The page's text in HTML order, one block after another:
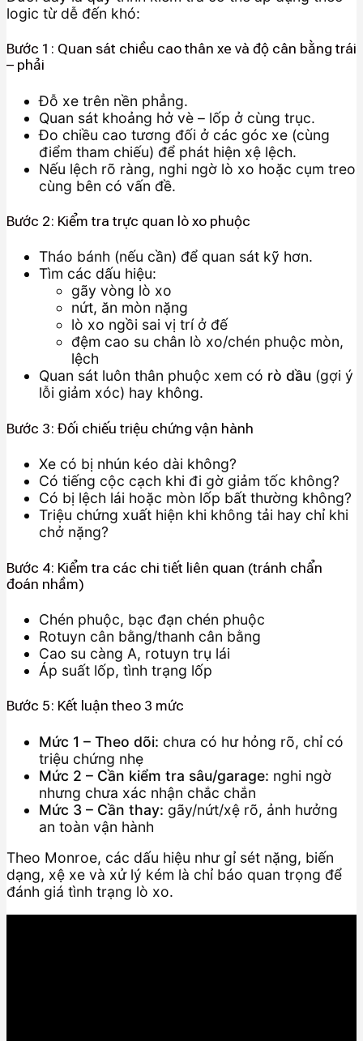
logic từ dễ đến khó:
Bước 1: Quan sát chiều cao thân xe và độ cân bằng trái
– phải
Đỗ xe trên nền phẳng.
Quan sát khoảng hở vè – lốp ở cùng trục.
Đo chiều cao tương đối ở các góc xe (cùng
điểm tham chiếu) để phát hiện xệ lệch.
Nếu lệch rõ ràng, nghi ngờ lò xo hoặc cụm treo
cùng bên có vấn đề.
Bước 2: Kiểm tra trực quan lò xo phuộc
Tháo bánh (nếu cần) để quan sát kỹ hơn.
Tìm các dấu hiệu:
gãy vòng lò xo
nứt, ăn mòn nặng
lò xo ngồi sai vị trí ở đế
đệm cao su chân lò xo/chén phuộc mòn,
lệch
Quan sát luôn thân phuộc xem có rò dầu (gợi ý
lỗi giảm xóc) hay không.
Bước 3: Đối chiếu triệu chứng vận hành
Xe có bị nhún kéo dài không?
Có tiếng cộc cạch khi đi gờ giảm tốc không?
Có bị lệch lái hoặc mòn lốp bất thường không?
Triệu chứng xuất hiện khi không tải hay chỉ khi
chở nặng?
Bước 4: Kiểm tra các chi tiết liên quan (tránh chẩn
đoán nhầm)
Chén phuộc, bạc đạn chén phuộc
Rotuyn cân bằng/thanh cân bằng
Cao su càng A, rotuyn trụ lái
Áp suất lốp, tình trạng lốp
Bước 5: Kết luận theo 3 mức
Mức 1 – Theo dõi: chưa có hư hỏng rõ, chỉ có
triệu chứng nhẹ
Mức 2 – Cần kiểm tra sâu/garage: nghi ngờ
nhưng chưa xác nhận chắc chắn
Mức 3 – Cần thay: gãy/nứt/xệ rõ, ảnh hưởng
an toàn vận hành
Theo Monroe, các dấu hiệu như gỉ sét nặng, biến
dạng, xệ xe và xử lý kém là chỉ báo quan trọng để
đánh giá tình trạng lò xo.